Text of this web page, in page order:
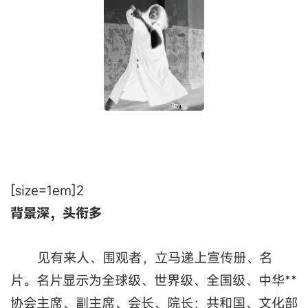
[size=1em]2
背景深，头衔多
见有来人、围观者，立马递上宣传册、名
片。名片显示为全球级、世界级、全国级、中华**
协会主席、副主席、会长、院长；共和国、文化部